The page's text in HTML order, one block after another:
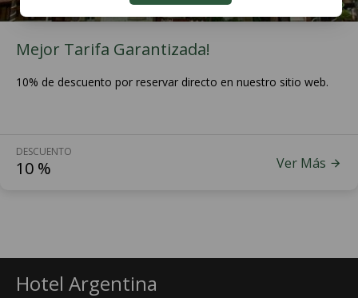
Mejor Tarifa Garantizada!
10% de descuento por reservar directo en nuestro sitio web.
DESCUENTO
10 % Ver Más
Hotel Argentina